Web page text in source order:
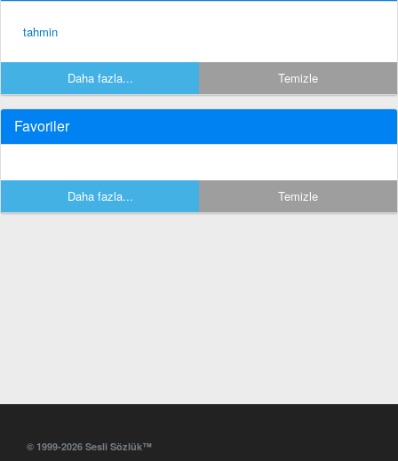
tahmin
Daha fazla... Temizle
Favoriler
Daha fazla... Temizle
© 1999-2026 Sesli Sözlük™